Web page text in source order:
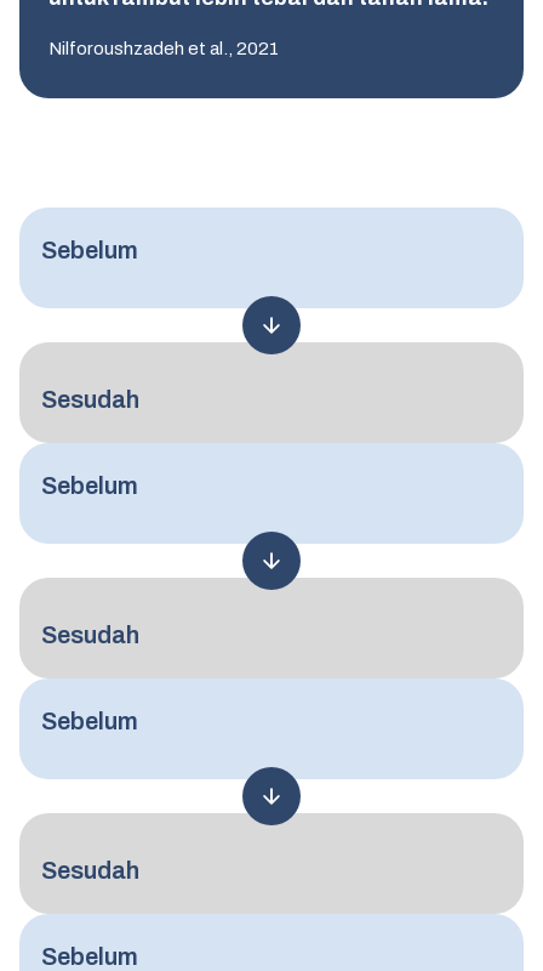
Nilforoushzadeh et al., 2021
Sebelum
Sesudah
Sebelum
Sesudah
Sebelum
Sesudah
Sebelum